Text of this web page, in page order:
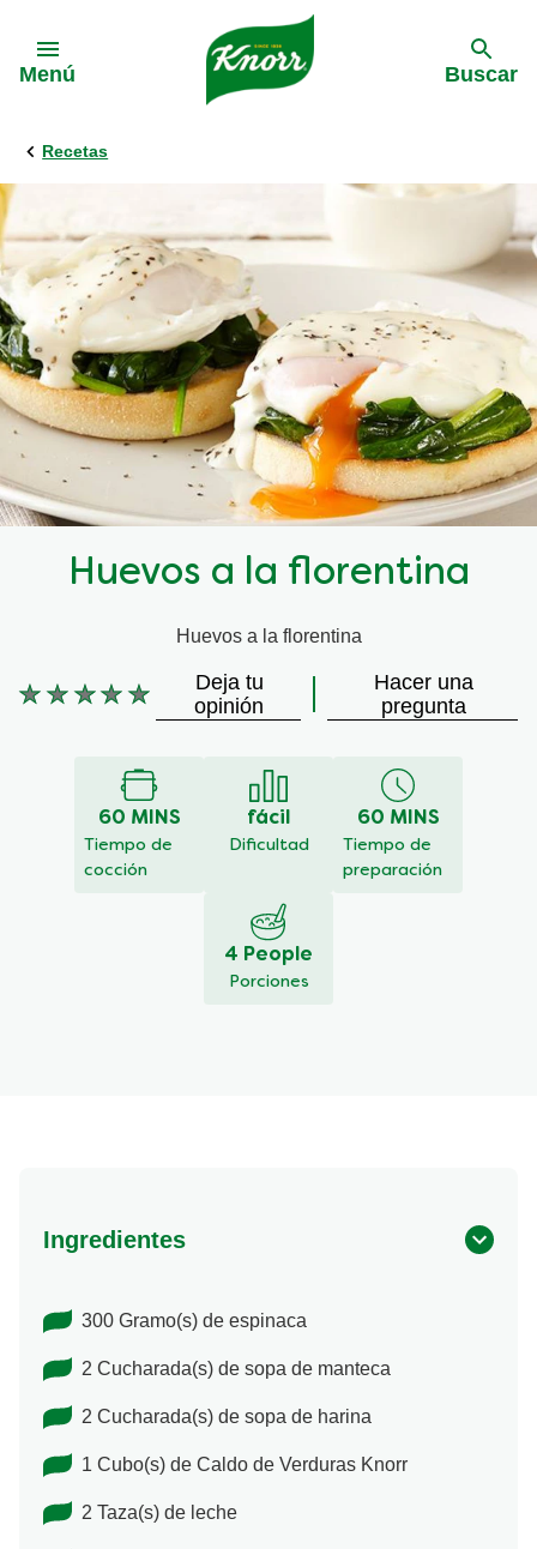
Menú Buscar
Recetas
Huevos a la florentina
Huevos a la florentina
No
calificaciones
Deja tu
opinión
Hacer una
pregunta
60 MINS
Tiempo de
cocción
fácil
Dificultad
60 MINS
Tiempo de
preparación
4 People
Porciones
Ingredientes
300 Gramo(s) de espinaca
2 Cucharada(s) de sopa de manteca
2 Cucharada(s) de sopa de harina
1 Cubo(s) de Caldo de Verduras Knorr
2 Taza(s) de leche